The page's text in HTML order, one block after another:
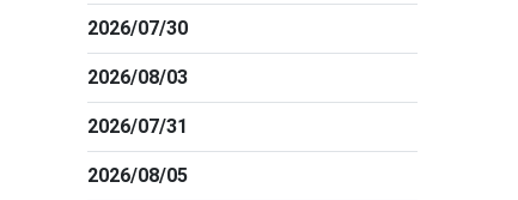
2026/07/30
2026/08/03
2026/07/31
2026/08/05